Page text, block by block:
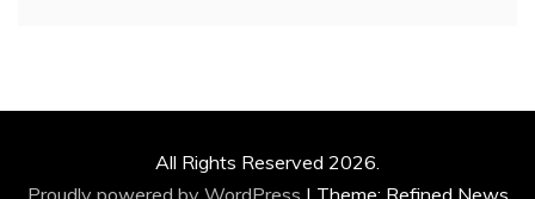
All Rights Reserved 2026.
Proudly powered by WordPress | Theme: Refined News